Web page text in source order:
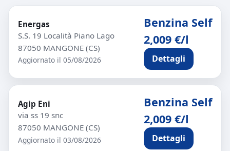
Energas
S.S. 19 Località Piano Lago
87050 MANGONE (CS)
Aggiornato il 05/08/2026
Benzina Self
2,009 €/l
Dettagli
Agip Eni
via ss 19 snc
87050 MANGONE (CS)
Aggiornato il 03/08/2026
Benzina Self
2,009 €/l
Dettagli